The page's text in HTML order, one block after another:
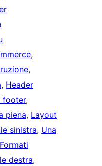
, Header
footer
piena, Layout
sinistra, Una
Formati
destra